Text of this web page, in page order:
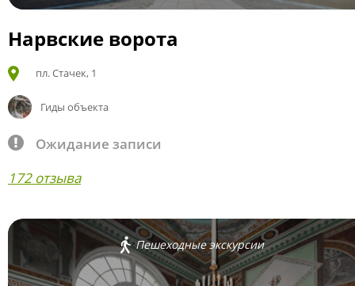
Нарвские ворота
пл. Стачек, 1
Гиды объекта
Ожидание записи
172 отзыва
Пешеходные экскурсии